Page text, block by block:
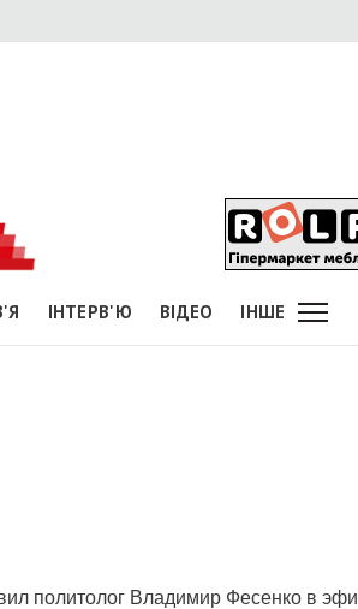
ІНТЕРВ'Ю ВІДЕО ІНШЕ
политолог Владимир Фесенко в